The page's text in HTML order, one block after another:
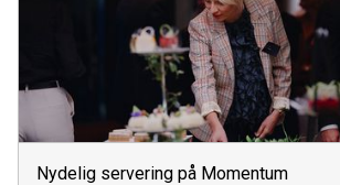
Nydelig servering på Momentum